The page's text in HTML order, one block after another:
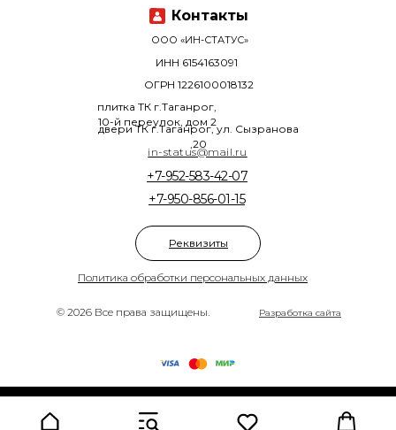
© 2026 Все права защищены.
Политика обработки персональных данных
+7-950-856-01-15
+7-952-583-42-07
ООО «ИН-СТАТУС»
плитка ТК г.Таганрог,
10-й переулок, дом 2
двери ТК г.Таганрог, ул. Сызранова
,20
ОГРН 1226100018132
ИНН 6154163091
Разработка сайта
in-status@mail.ru
Контакты
Реквизиты
Made on Tilda